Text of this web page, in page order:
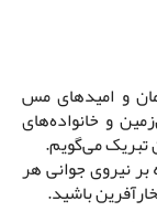
مس کرمان و امیدهای مس
و خانواده‌های
می‌گویم.
بر نیروی جوانی هر
باشید.